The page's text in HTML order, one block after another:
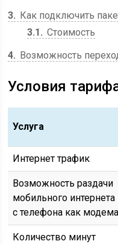
3
Как подключить
3.1
Стоимость
4
Возможность
Условия
Услуга
Интернет трафик
Возможность раздачи
мобильного интернета
с телефона как модема
Количество минут